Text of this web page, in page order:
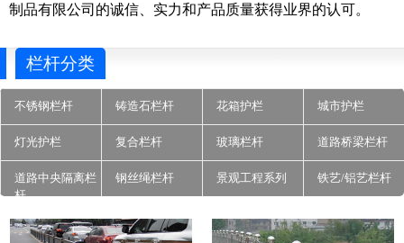
制品有限公司的诚信、实力和产品质量获得业界的认可。
栏杆分类
不锈钢栏杆 铸造石栏杆 花箱护栏 城市护栏
灯光护栏 复合栏杆 玻璃栏杆 道路桥梁栏杆
道路中央隔离栏
杆
钢丝绳栏杆 景观工程系列 铁艺/铝艺栏杆